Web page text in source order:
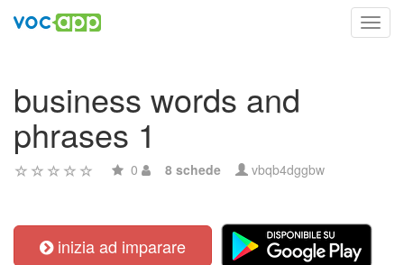
business words and
phrases 1
0 8 schede vbqb4dggbw
inizia ad imparare